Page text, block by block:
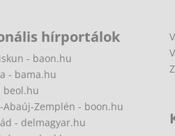
hírportálok
- baon.hu
- bama.hu
beol.hu
Abaúj-Zemplén - boon.hu
- delmagyar.hu